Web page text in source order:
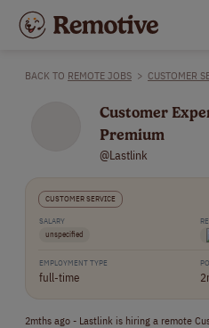
BACK TO REMOTE JOBS > CUSTOMER
Customer
Premium
@Lastlink
CUSTOMER SERVICE
SALARY
unspecified
EMPLOYMENT TYPE
full-time
2mths ago - Lastlink is hiring a remote